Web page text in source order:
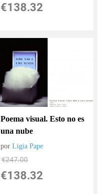
€138.32
Poema visual. Esto no es
una nube
porLigia Pape
€247.00
€138.32